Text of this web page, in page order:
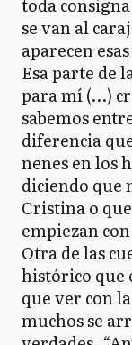
toda
se van al
aparecen
Esa parte de
para mí (…)
sabemos
diferencia
nenes en los
diciendo que
Cristina o
empiezan
Otra de las
histórico que
que ver con
muchos se